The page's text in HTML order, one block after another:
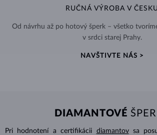
RUČNÁ VÝROBA V ČESKU
Od návrhu až po hotový šperk – všetko
v srdci starej Prahy.
NAVŠTIVTE NÁS >
DIAMANTOVÉ
Pri hodnotení a certifikácii diamantovsa